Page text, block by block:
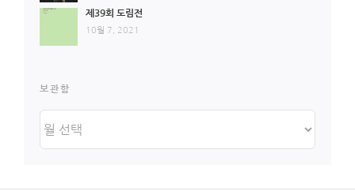
제39회 도림전
10월 7, 2021
보관함
관